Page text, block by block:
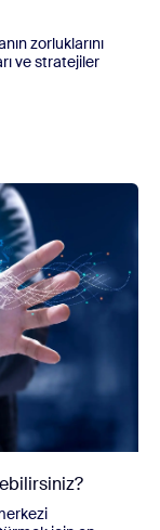
zorluklarını
ve stratejiler